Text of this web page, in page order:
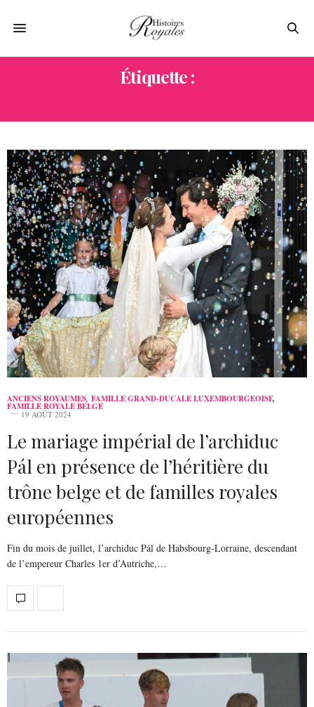
Étiquette :
ANCIENS ROYAUMES, FAMILLE GRAND-DUCALE LUXEMBOURGEOISE,
FAMILLE ROYALE BELGE
19 AOÛT 2024
Le mariage impérial de l’archiduc
Pál en présence de l’héritière du
trône belge et de familles royales
européennes
Fin du mois de juillet, l’archiduc Pál de Habsbourg-Lorraine, descendant
de l’empereur Charles 1er d’Autriche,…